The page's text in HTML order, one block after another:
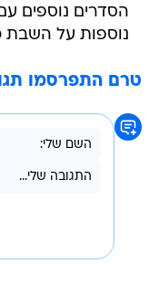
הסדרים נוספים
נוספות על השבת
טרם התפרסמו